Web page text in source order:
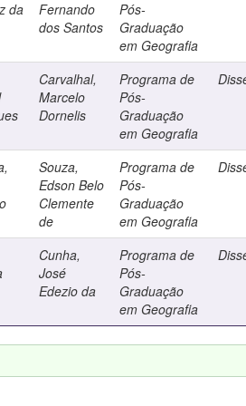
da
Fernando
dos Santos
Pós-
Graduação
em Geografia
Carvalhal,
Marcelo
Dornelis
Programa de
Pós-
Graduação
em Geografia
Souza,
Edson Belo
Clemente
de
Programa de
Pós-
Graduação
em Geografia
Cunha,
José
Edezio da
Programa de
Pós-
Graduação
em Geografia